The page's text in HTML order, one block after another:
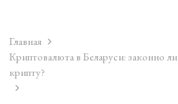
Главная
Криптовалюта в Беларуси: законно
крипту?